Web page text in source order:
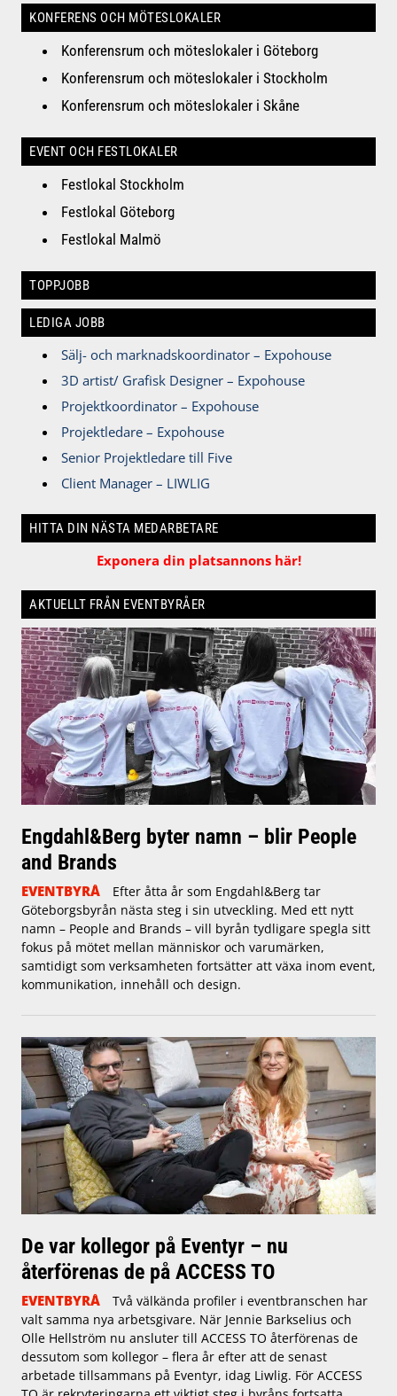
KONFERENS OCH MÖTESLOKALER
Konferensrum och möteslokaler i Göteborg
Konferensrum och möteslokaler i Stockholm
Konferensrum och möteslokaler i Skåne
EVENT OCH FESTLOKALER
Festlokal Stockholm
Festlokal Göteborg
Festlokal Malmö
TOPPJOBB
LEDIGA JOBB
Sälj- och marknadskoordinator – Expohouse
3D artist/ Grafisk Designer – Expohouse
Projektkoordinator – Expohouse
Projektledare – Expohouse
Senior Projektledare till Five
Client Manager – LIWLIG
HITTA DIN NÄSTA MEDARBETARE
Exponera din platsannons här!
AKTUELLT FRÅN EVENTBYRÅER
Engdahl&Berg byter namn – blir People
and Brands
EVENTBYRÅ
Efter åtta år som Engdahl&Berg tar
Göteborgsbyrån nästa steg i sin utveckling. Med ett nytt
namn – People and Brands – vill byrån tydligare spegla sitt
fokus på mötet mellan människor och varumärken,
samtidigt som verksamheten fortsätter att växa inom event,
kommunikation, innehåll och design.
De var kollegor på Eventyr – nu
återförenas de på ACCESS TO
EVENTBYRÅ
Två välkända profiler i eventbranschen har
valt samma nya arbetsgivare. När Jennie Barkselius och
Olle Hellström nu ansluter till ACCESS TO återförenas de
dessutom som kollegor – flera år efter att de senast
arbetade tillsammans på Eventyr, idag Liwlig. För ACCESS